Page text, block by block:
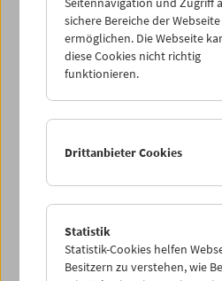
Do
Sa
PROGRAMM ÜBERBLICK
sichere Bereiche der Webseite
ermöglichen. Die Webseite
diese Cookies nicht richtig
funktionieren.
Drittanbieter Cookies
Statistik
Statistik-Cookies helfen
Besitzern zu verstehen, wie